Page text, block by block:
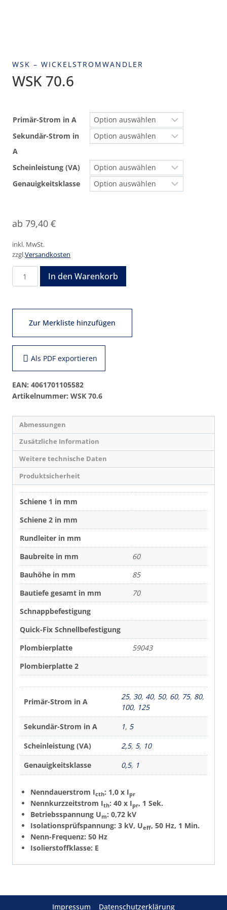
WSK – WICKELSTROMWANDLER
WSK 70.6
Primär-Strom in A
Sekundär-Strom in
A
Scheinleistung (VA)
Genauigkeitsklasse
ab 79,40 €
inkl. MwSt.
zzgl.Versandkosten
70.6
In den Warenkorb
Zur Merkliste hinzufügen
Als PDF exportieren
EAN: 4061701105582
Artikelnummer: WSK 70.6
Abmessungen
Zusätzliche Information
Weitere technische Daten
Produktsicherheit
Schiene 1 in mm
Schiene 2 in mm
Rundleiter in mm
Baubreite in mm
60
Bauhöhe in mm
85
Bautiefe gesamt in mm
70
Schnappbefestigung
Quick-Fix Schnellbefestigung
Plombierplatte
59043
Plombierplatte 2
Primär-Strom in A
25, 30, 40, 50, 60, 75, 80,
100, 125
Sekundär-Strom in A
1, 5
Scheinleistung (VA)
2,5, 5, 10
Genauigkeitsklasse
0,5, 1
Nenndauerstrom Icth: 1,0 x Ipr
Nennkurzzeitstrom Ith: 40 x Ipr, 1 Sek.
Betriebsspannung Um: 0,72 kV
Isolationsprüfspannung: 3 kV, Ueff, 50 Hz, 1 Min.
Nenn-Frequenz: 50 Hz
Isolierstoffklasse: E
Impressum Datenschutzerklärung